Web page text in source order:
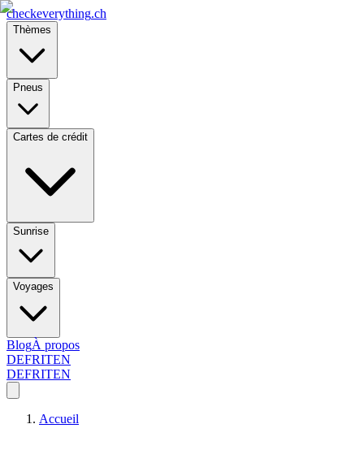
checkeverything.ch
Thèmes
Pneus
Cartes de crédit
Sunrise
Voyages
BlogÀ propos
DEFRITEN
DEFRITEN
Accueil